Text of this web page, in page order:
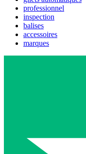
professionnel
inspection
balises
accessoires
marques